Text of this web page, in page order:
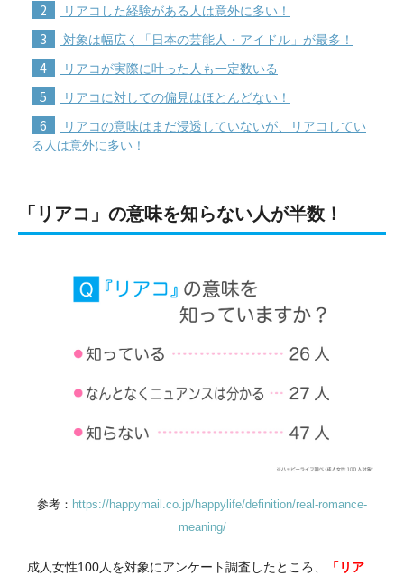
2 リアコした経験がある人は意外に多い！
3 対象は幅広く「日本の芸能人・アイドル」が最多！
4 リアコが実際に叶った人も一定数いる
5 リアコに対しての偏見はほとんどない！
6
リアコの意味はまだ浸透していないが、リアコしてい
る人は意外に多い！
「リアコ」の意味を知らない人が半数！
参考： https://happymail.co.jp/happylife/definition/real-romance-
meaning/
成人女性100人を対象にアンケート調査したとこ ろ、
「リア